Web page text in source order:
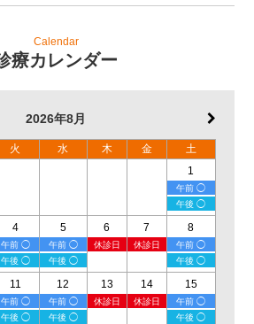
Calendar
療カレンダー
2026年8月
火 水 木 金
土
1
午前 ◯
午後 ◯
4
午前 ◯
午後 ◯
5
午前 ◯
午後 ◯
6
休診日
7
休診日
8
午前 ◯
午後 ◯
11
午前 ◯
午後 ◯
12
午前 ◯
午後 ◯
13
休診日
14
休診日
15
午前 ◯
午後 ◯